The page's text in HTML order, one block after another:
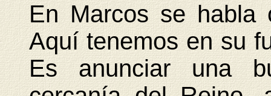
En Marcos se habla
Aquí tenemos en su
Es anunciar una